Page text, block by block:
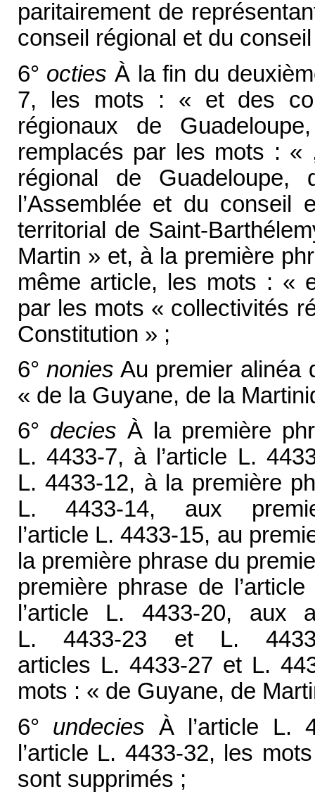
paritairement de
conseil régional et du
6° octies À la fin du
7, les mots : « et des
régionaux de
remplacés par les mots :
régional de Guadeloupe,
l’Assemblée et du conseil
territorial de Saint-
Martin » et, à la première
même article, les mots : «
par les mots « collectivités
Constitution » ;
6°nonies Au premier alinéa
« de la Guyane, de la
6° decies À la première
L. 4433-7, à l’article L.
L. 4433-12, à la première
L. 4433-14, aux
l’article L. 4433-15, au
la première phrase du
première phrase de
l’article L. 4433-20, aux
L. 4433-23 et L.
articles L. 4433-27 et L.
mots : « de Guyane, de
6° undecies À l’article L.
l’article L. 4433-32, les
sont supprimés ;